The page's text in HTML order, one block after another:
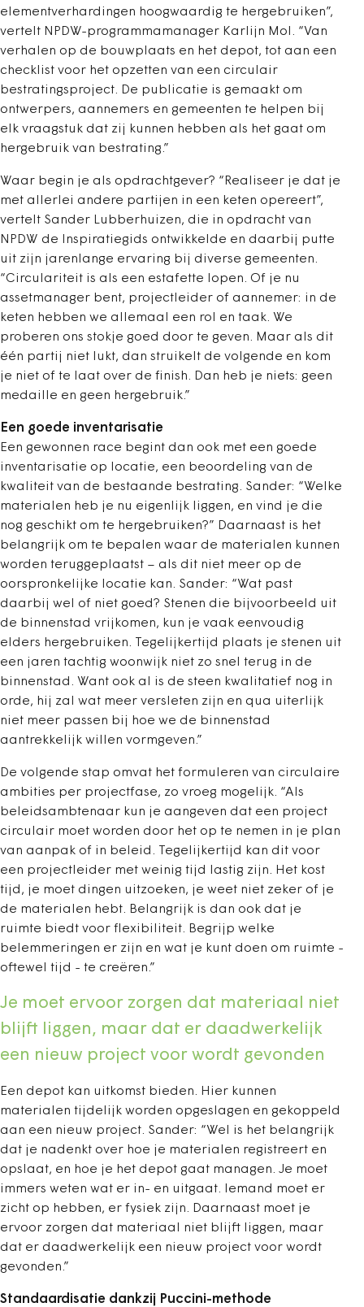
elementverhardingen hoogwaardig te hergebruiken”,
vertelt NPDW-programmamanager Karlijn Mol. “Van
verhalen op de bouwplaats en het depot, tot aan een
checklist voor het opzetten van een circulair
bestratingsproject. De publicatie is gemaakt om
ontwerpers, aannemers en gemeenten te helpen bij
elk vraagstuk dat zij kunnen hebben als het gaat om
hergebruik van bestrating.”
Waar begin je als opdrachtgever? “Realiseer je dat je
met allerlei andere partijen in een keten opereert”,
vertelt Sander Lubberhuizen, die in opdracht van
NPDW de Inspiratiegids ontwikkelde en daarbij putte
uit zijn jarenlange ervaring bij diverse gemeenten.
“Circulariteit is als een estafette lopen. Of je nu
assetmanager bent, projectleider of aannemer: in de
keten hebben we allemaal een rol en taak. We
proberen ons stokje goed door te geven. Maar als dit
één partij niet lukt, dan struikelt de volgende en kom
je niet of te laat over de finish. Dan heb je niets: geen
medaille en geen hergebruik.”
Een goede inventarisatie
Een gewonnen race begint dan ook met een goede
inventarisatie op locatie, een beoordeling van de
kwaliteit van de bestaande bestrating. Sander: “Welke
materialen heb je nu eigenlijk liggen, en vind je die
nog geschikt om te hergebruiken?” Daarnaast is het
belangrijk om te bepalen waar de materialen kunnen
worden teruggeplaatst – als dit niet meer op de
oorspronkelijke locatie kan. Sander: “Wat past
daarbij wel of niet goed? Stenen die bijvoorbeeld uit
de binnenstad vrijkomen, kun je vaak eenvoudig
elders hergebruiken. Tegelijkertijd plaats je stenen uit
een jaren tachtig woonwijk niet zo snel terug in de
binnenstad. Want ook al is de steen kwalitatief nog in
orde, hij zal wat meer versleten zijn en qua uiterlijk
niet meer passen bij hoe we de binnenstad
aantrekkelijk willen vormgeven.”
De volgende stap omvat het formuleren van circulaire
ambities per projectfase, zo vroeg mogelijk. “Als
beleidsambtenaar kun je aangeven dat een project
circulair moet worden door het op te nemen in je plan
van aanpak of in beleid. Tegelijkertijd kan dit voor
een projectleider met weinig tijd lastig zijn. Het kost
tijd, je moet dingen uitzoeken, je weet niet zeker of je
de materialen hebt. Belangrijk is dan ook dat je
ruimte biedt voor flexibiliteit. Begrijp welke
belemmeringen er zijn en wat je kunt doen om ruimte -
oftewel tijd - te creëren.”
Je moet ervoor zorgen dat materiaal niet
blijft liggen, maar dat er daadwerkelijk
een nieuw project voor wordt gevonden
Een depot kan uitkomst bieden. Hier kunnen
materialen tijdelijk worden opgeslagen en gekoppeld
aan een nieuw project. Sander: “Wel is het belangrijk
dat je nadenkt over hoe je materialen registreert en
opslaat, en hoe je het depot gaat managen. Je moet
immers weten wat er in- en uitgaat. Iemand moet er
zicht op hebben, er fysiek zijn. Daarnaast moet je
ervoor zorgen dat materiaal niet blijft liggen, maar
dat er daadwerkelijk een nieuw project voor wordt
gevonden.”
Standaardisatie dankzij Puccini-methode